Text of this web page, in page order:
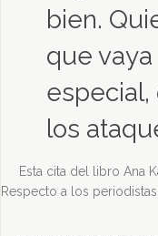
bien.
que
los
Esta cita del libro Ana
Respecto a los periodistas